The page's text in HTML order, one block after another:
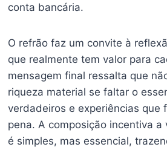
conta bancária.
O refrão faz um convite à
que realmente tem valor para
mensagem final ressalta que
riqueza material se faltar o
verdadeiros e experiências que
pena. A composição incentiva a
é simples, mas essencial,